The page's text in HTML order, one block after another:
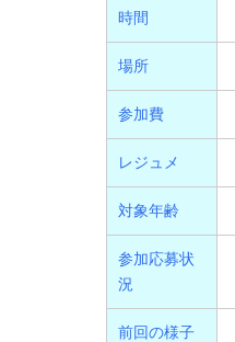
時間
場所
参加費
レジュメ
対象年齢
参加応募状
況
前回の様子